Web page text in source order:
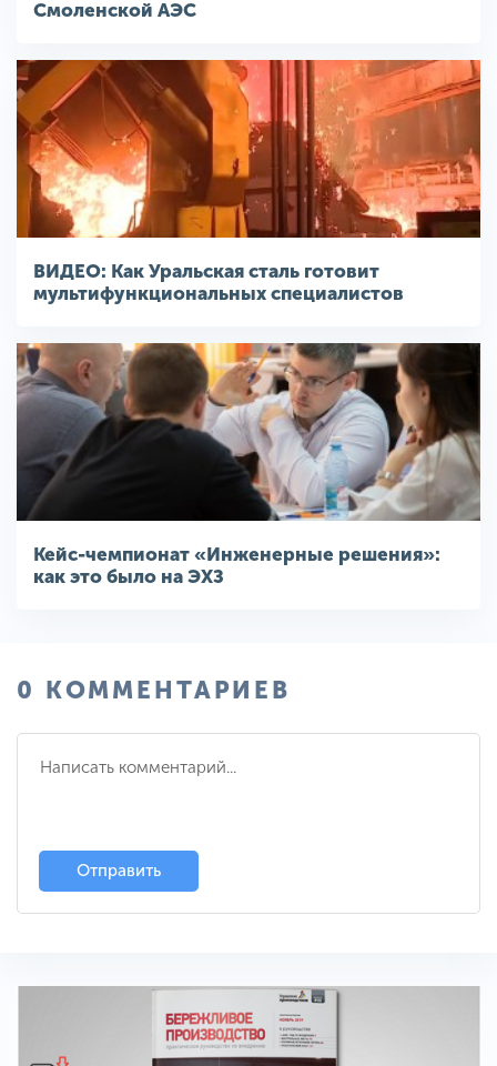
Смоленской АЭС
ВИДЕО: Как Уральская сталь готовит
мультифункциональных специалистов
Кейс-чемпионат «Инженерные решения»:
как это было на ЭХЗ
0 КОММЕНТАРИЕВ
Отправить